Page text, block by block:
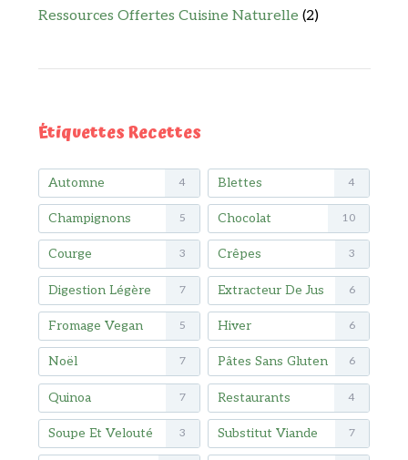
Ressources Offertes Cuisine Naturelle (2)
Étiquettes Recettes
Automne 4 Blettes 4
Champignons 5 Chocolat 10
Courge 3 Crêpes 3
Digestion Légère 7 Extracteur De Jus 6
Fromage Vegan 5 Hiver 6
Noël 7 Pâtes Sans Gluten 6
Quinoa 7 Restaurants 4
Soupe Et Velouté 3 Substitut Viande 7